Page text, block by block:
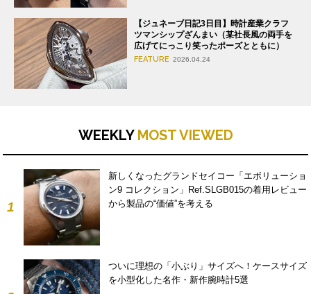
【ジュネーブ日記3日目】時計産業クラフ
ツマンシップざんまい（某社長風の両手を
広げてにっこり笑ったポーズとともに）
FEATURE 2026.04.24
WEEKLY MOST VIEWED
1
新しくなったグランドセイコー「エボリューショ
ン9 コレクション」Ref.SLGB015の着用レビュー
から製品の“価値”を考える
ついに理想の「小ぶり」サイズへ！ケースサイズ
を小型化した名作・新作腕時計5選